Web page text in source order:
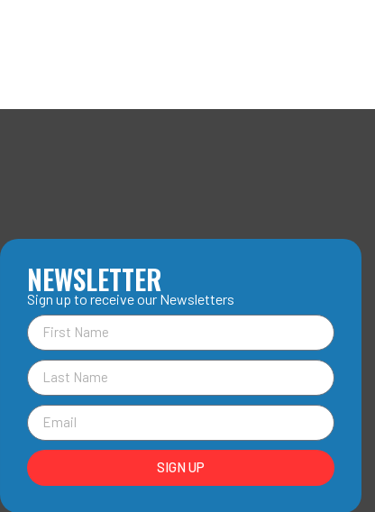
NEWSLETTER
Sign up to receive our Newsletters
SIGN UP